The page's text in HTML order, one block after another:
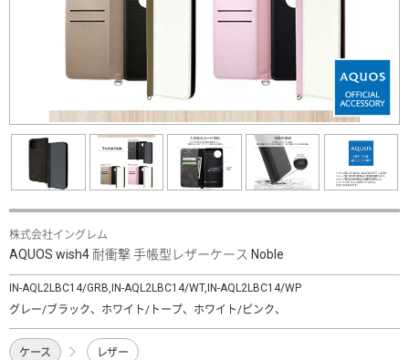
株式会社イングレム
AQUOS wish4 耐衝撃 手帳型レザーケース Noble
IN-AQL2LBC14/GRB,IN-AQL2LBC14/WT,IN-AQL2LBC14/WP
グレー/ブラック、ホワイト/トープ、ホワイト/ピンク、
ケース レザー